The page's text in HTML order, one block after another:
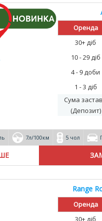
Оренда
30+ діб
10 - 29 діб
4 - 9 доби
1 - 3 діб
Сума
(Депозит)
7л/100км 5 чол
Range
Оренда
30+ діб